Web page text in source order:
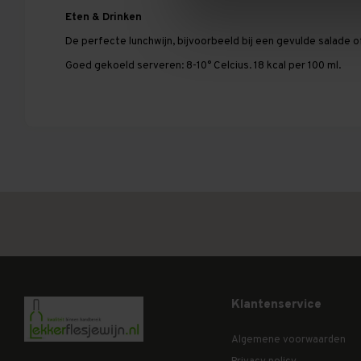
Eten & Drinken
De perfecte lunchwijn, bijvoorbeeld bij een gevulde salade
Goed gekoeld serveren: 8-10° Celcius. 18 kcal per 100 ml.
Klantenservice
Algemene voorwaarden